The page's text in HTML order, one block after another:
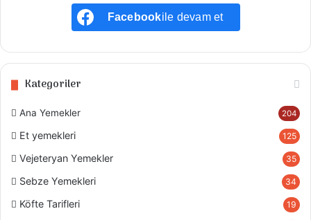
Facebookile devam et
Kategoriler
Ana Yemekler 204
Et yemekleri 125
Vejeteryan Yemekler 35
Sebze Yemekleri 34
Köfte Tarifleri 19